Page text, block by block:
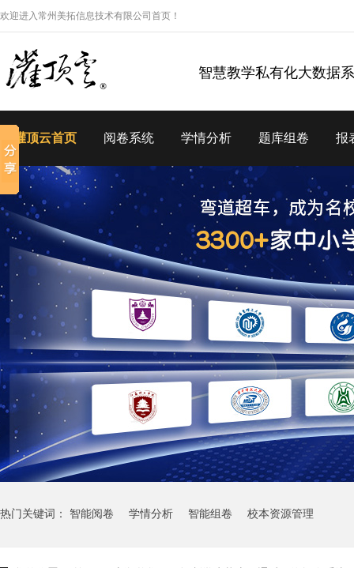
欢迎进入常州美拓信息技术有限公司首页！
智慧教学私有化大数据
灌顶云首页 阅卷系统 学情分析 题库组卷 报
热门关键词： 智能阅卷 学情分析 智能组卷 校本资源管理